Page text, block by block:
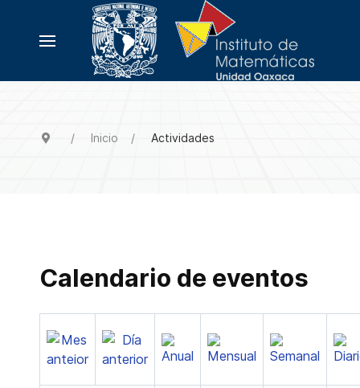
Inicio Actividades
Calendario de eventos